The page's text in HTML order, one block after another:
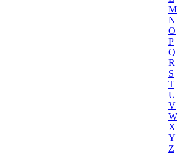
M
N
O
P
Q
R
S
T
U
V
W
X
Y
Z